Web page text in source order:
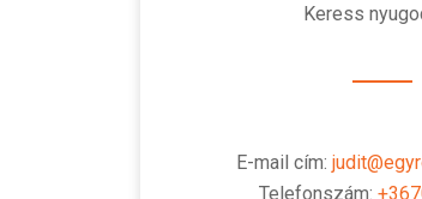
Keress
E-mail cím:
Telefonszám: